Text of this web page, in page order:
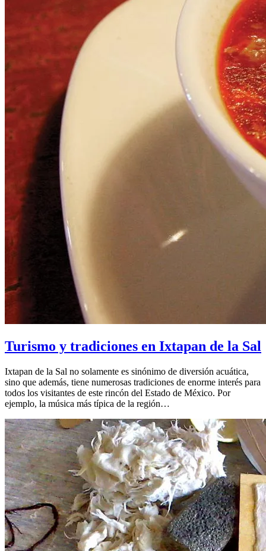
Turismo y tradiciones en Ixtapan de la Sal
Ixtapan de la Sal no solamente es sinónimo de diversión acuática,
sino que además, tiene numerosas tradiciones de enorme interés para
todos los visitantes de este rincón del Estado de México. Por
ejemplo, la música más típica de la región…